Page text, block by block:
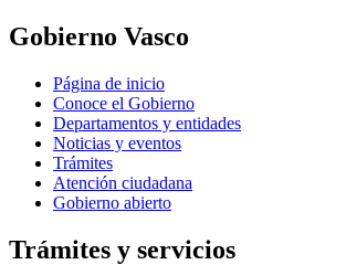
Gobierno Vasco
Página de inicio
Conoce el Gobierno
Departamentos y entidades
Noticias y eventos
Trámites
Atención ciudadana
Gobierno abierto
Trámites y servicios